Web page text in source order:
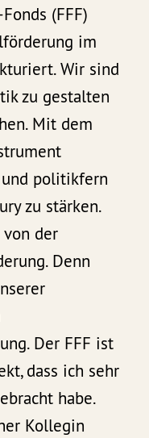
(FFF)
im
Wir sind
zu gestalten
Mit dem
politikfern
zu stärken.
der
Denn
Der FFF ist
dass ich sehr
habe.
Kollegin